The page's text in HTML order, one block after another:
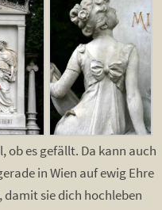
ob es gefällt. Da kann auch
in Wien auf ewig Ehre
damit sie dich hochleben